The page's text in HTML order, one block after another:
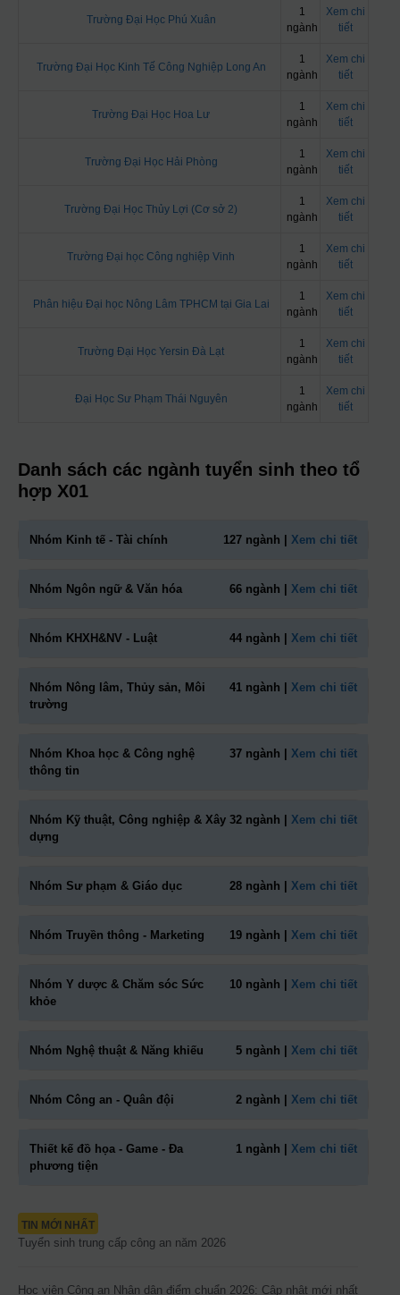
Trường Đại Học Phú Xuân
1
ngành
Xem chi
tiết
Trường Đại Học Kinh Tế Công Nghiệp Long An
1
ngành
Xem chi
tiết
Trường Đại Học Hoa Lư
1
ngành
Xem chi
tiết
Trường Đại Học Hải Phòng
1
ngành
Xem chi
tiết
Trường Đại Học Thủy Lợi (Cơ sở 2)
1
ngành
Xem chi
tiết
Trường Đại học Công nghiệp Vinh
1
ngành
Xem chi
tiết
Phân hiệu Đại học Nông Lâm TPHCM tại Gia Lai
1
ngành
Xem chi
tiết
Trường Đại Học Yersin Đà Lạt
1
ngành
Xem chi
tiết
Đại Học Sư Phạm Thái Nguyên
1
ngành
Xem chi
tiết
Danh sách các ngành tuyển sinh theo tổ
hợp X01
Nhóm Kinh tế - Tài chính 127 ngành | Xem chi tiết
Nhóm Ngôn ngữ & Văn hóa 66 ngành | Xem chi tiết
Nhóm KHXH&NV - Luật 44 ngành | Xem chi tiết
Nhóm Nông lâm, Thủy sản, Môi
trường
41 ngành | Xem chi tiết
Nhóm Khoa học & Công nghệ
thông tin
37 ngành | Xem chi tiết
Nhóm Kỹ thuật, Công nghiệp & Xây
dựng
32 ngành | Xem chi tiết
Nhóm Sư phạm & Giáo dục 28 ngành | Xem chi tiết
Nhóm Truyền thông - Marketing 19 ngành | Xem chi tiết
Nhóm Y dược & Chăm sóc Sức
khỏe
10 ngành | Xem chi tiết
Nhóm Nghệ thuật & Năng khiếu 5 ngành | Xem chi tiết
Nhóm Công an - Quân đội 2 ngành | Xem chi tiết
Thiết kế đồ họa - Game - Đa
phương tiện
1 ngành | Xem chi tiết
TIN MỚI NHẤT
Tuyển sinh trung cấp công an năm 2026
Học viện Công an Nhân dân điểm chuẩn 2026: Cập nhật mới nhất